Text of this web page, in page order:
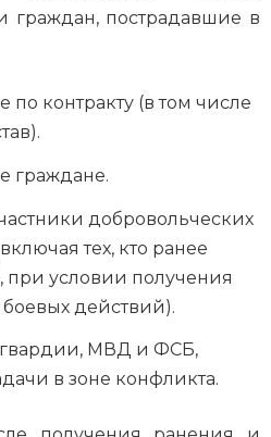
граждан, пострадавшие в
контракту (в том числе
граждане.
добровольческих
тех, кто ранее
при условии получения
боевых действий).
МВД и ФСБ,
в зоне конфликта.